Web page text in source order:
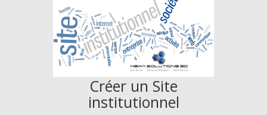
Créer un Site
institutionnel